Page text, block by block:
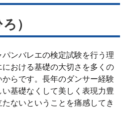
）
ンバレエの検定試験を行う理
おける基礎の大切さを多くの
らです。長年のダンサー経験
基礎なくして美しく表現力豊
ないということを痛感してき